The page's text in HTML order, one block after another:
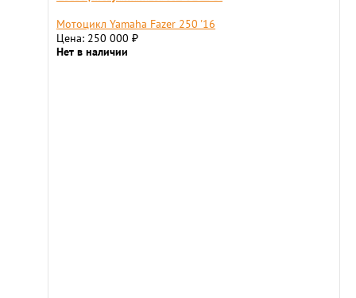
Мотоцикл Yamaha Fazer 250 '16
Цена: 250 000 ₽
Нет в наличии